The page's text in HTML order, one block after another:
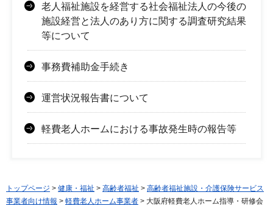
老人福祉施設を経営する社会福祉法人の今後の
施設経営と法人のあり方に関する調査研究結果
等について
事務費補助金手続き
運営状況報告書について
軽費老人ホームにおける事故発生時の報告等
トップページ > 健康・福祉 > 高齢者福祉 > 高齢者福祉施設・介護保険サービス
事業者向け情報 > 軽費老人ホーム事業者 > 大阪府軽費老人ホーム指導・研修会